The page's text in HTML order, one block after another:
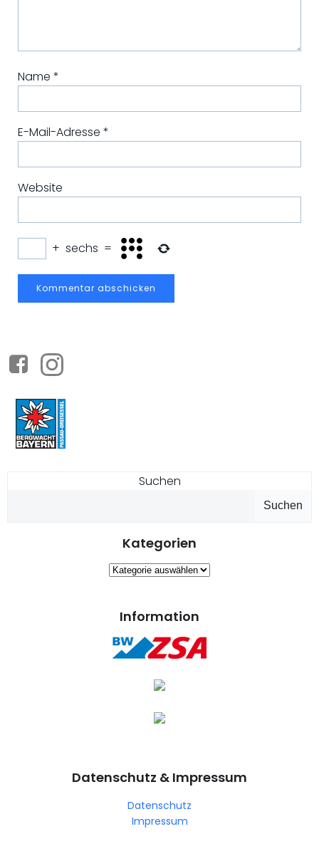
Name *
E-Mail-Adresse *
Website
+ sechs =
Suchen
Suchen
Kategorien
Kategorien
Information
Datenschutz & Impressum
Datenschutz
Impressum